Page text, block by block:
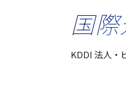
国
KDDI 法人・